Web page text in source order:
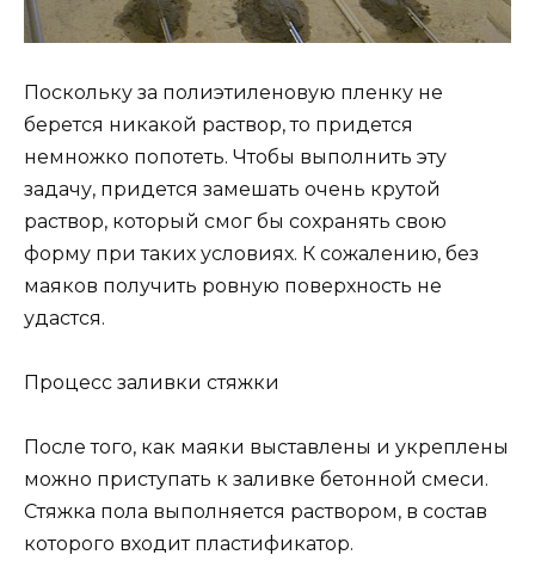
Поскольку за полиэтиленовую пленку не
берется никакой раствор, то придется
немножко попотеть. Чтобы выполнить эту
задачу, придется замешать очень крутой
раствор, который смог бы сохранять свою
форму при таких условиях. К сожалению, без
маяков получить ровную поверхность не
удастся.
Процесс заливки стяжки
После того, как маяки выставлены и укреплены
можно приступать к заливке бетонной смеси.
Стяжка пола выполняется раствором, в состав
которого входит пластификатор.